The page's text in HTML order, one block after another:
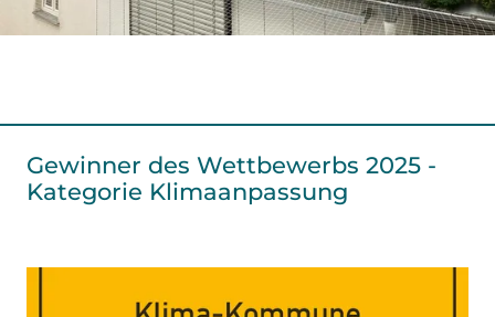
Gewinner des Wettbewerbs 2025 -
Kategorie Klimaanpassung